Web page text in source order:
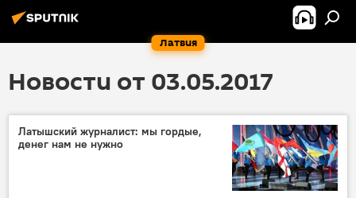
Латвия
Новости от 03.05.2017
Латышский журналист: мы гордые,
денег нам не нужно